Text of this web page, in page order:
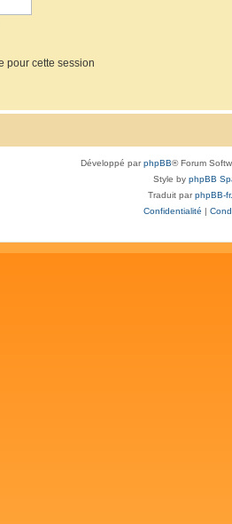
pour cette session
Développé parphpBB® Forum
Style by phpBB
Traduit parphpBB-
Confidentialité